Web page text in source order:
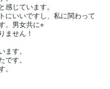
じています。
にいいですし、私に関わって
。男女共に⭐︎
ません！
す。
す。